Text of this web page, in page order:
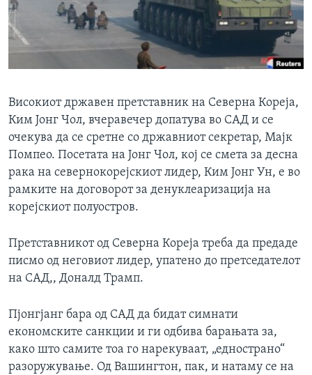
ИНТЕРВЈУА
Високиот државен претставник на Северна Кореја,
Ким Јонг Чол, вчеравечер допатува во САД и се
очекува да се сретне со државниот секретар, Мајк
Помпео. Посетата на Јонг Чол, кој се смета за десна
рака на севернокорејскиот лидер, Ким Јонг Ун, е во
рамките на договорот за денуклеаризација на
корејскиот полуостров.
Претставникот од Северна Кореја треба да предаде
писмо од неговиот лидер, упатено до претседателот
на САД,, Доналд Трамп.
Пјонгјанг бара од САД да бидат симнати
економските санкции и ги одбива барањата за,
како што самите тоа го нарекуваат, „еднострано“
разоружување. Од Вашингтон, пак, и натаму се на